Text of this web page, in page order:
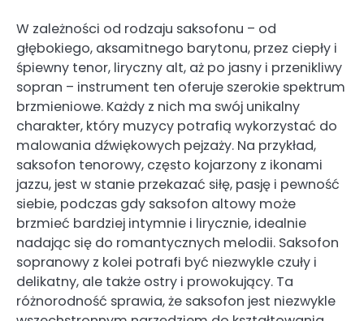
W zależności od rodzaju saksofonu – od
głębokiego, aksamitnego barytonu, przez ciepły i
śpiewny tenor, liryczny alt, aż po jasny i przenikliwy
sopran – instrument ten oferuje szerokie spektrum
brzmieniowe. Każdy z nich ma swój unikalny
charakter, który muzycy potrafią wykorzystać do
malowania dźwiękowych pejzaży. Na przykład,
saksofon tenorowy, często kojarzony z ikonami
jazzu, jest w stanie przekazać siłę, pasję i pewność
siebie, podczas gdy saksofon altowy może
brzmieć bardziej intymnie i lirycznie, idealnie
nadając się do romantycznych melodii. Saksofon
sopranowy z kolei potrafi być niezwykle czuły i
delikatny, ale także ostry i prowokujący. Ta
różnorodność sprawia, że saksofon jest niezwykle